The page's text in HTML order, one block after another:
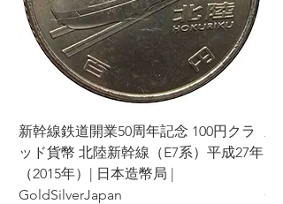
新幹線鉄道開業50周年記念 100円クラ
ッド貨幣 北陸新幹線（E7系）平成27年
（2015年）| 日本造幣局 |
GoldSilverJapan